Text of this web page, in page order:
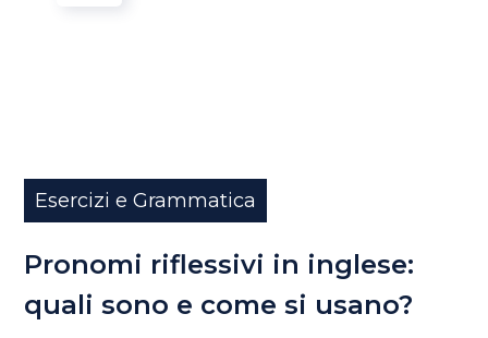
Esercizi e Grammatica
Pronomi riflessivi in inglese:
quali sono e come si usano?